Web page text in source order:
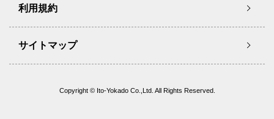
利用規約
サイトマップ
Copyright © Ito-Yokado Co.,Ltd. All Rights Reserved.